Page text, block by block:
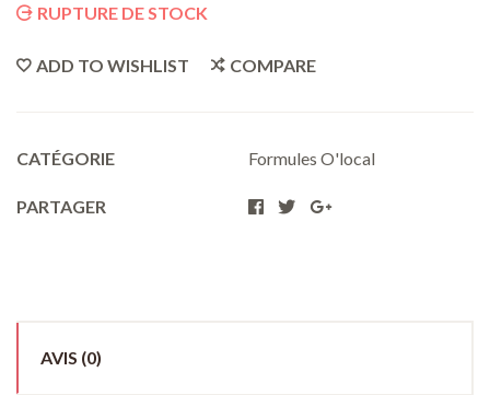
RUPTURE DE STOCK
ADD TO WISHLIST COMPARE
CATÉGORIE Formules O'local
PARTAGER
AVIS (0)